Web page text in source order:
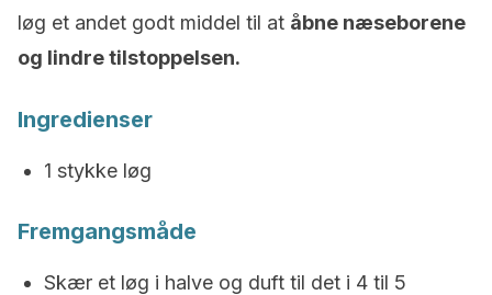
løg et andet godt middel til at åbne næseborene
og lindre tilstoppelsen.
Ingredienser
1 stykke løg
Fremgangsmåde
Skær et løg i halve og duft til det i 4 til 5